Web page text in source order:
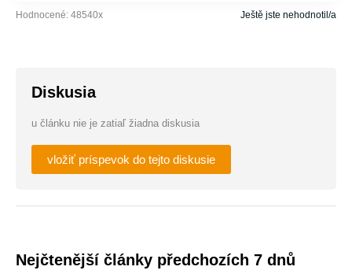
Hodnocené: 48540x Ještě jste nehodnotil/a
Diskusia
u článku nie je zatiaľ žiadna diskusia
vložiť príspevok do tejto diskusie
Nejčtenější články předchozích 7 dnů